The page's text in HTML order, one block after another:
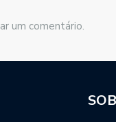
um comentário.